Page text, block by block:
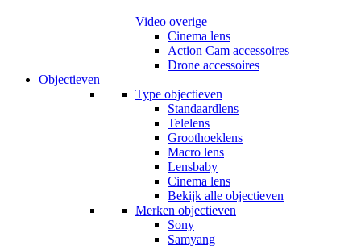
Video overige
Cinema lens
Action Cam accessoires
Drone accessoires
Objectieven
Type objectieven
Standaardlens
Telelens
Groothoeklens
Macro lens
Lensbaby
Cinema lens
Bekijk alle objectieven
Merken objectieven
Sony
Samyang